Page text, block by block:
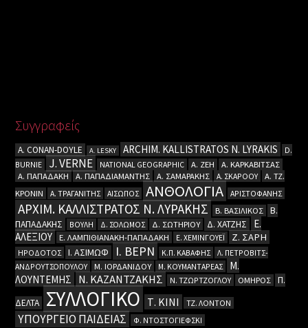
Συγγραφείς
A. CΟΝΑΝ-DOYLE A. LESKY ARCHIM. KALLISTRATOS N. LYRAKIS
D.
BURNIE
J. VERNE NATIONAL GEOGRAPHIC Α. ΖΕΗ
Α. ΚΑΡΚΑΒΙΤΣΑΣ
Α. ΠΑΠΑΔΑΚΗ
Α. ΠΑΠΑΔΙΑΜΑΝΤΗΣ Α. ΣΑΜΑΡΑΚΗΣ Α. ΣΚΑΡΟΟΥ
Α. ΤΖ.
ΚΡΟΝΙΝ
Α. ΤΡΑΓΑΝΙΤΗΣ ΑΙΣΩΠΟΣ ΑΝΘΟΛΟΓΙΑ ΑΡΙΣΤΟΦΑΝΗΣ
ΑΡΧΙΜ. ΚΑΛΛΙΣΤΡΑΤΟΣ Ν. ΛΥΡΑΚΗΣ Β. ΒΑΣΙΛΙΚΟΣ
Β.
ΠΑΠΑΔΑΚΗΣ
ΒΟΥΛΗ Δ. ΣΟΛΩΜΟΣ Δ. ΣΩΤΗΡΙΟΥ Δ. ΧΑΤΖΗΣ
Ε.
ΑΛΕΞΙΟΥ
Ε. ΛΑΜΠΙΘΙΑΝΑΚΗ-ΠΑΠΑΔΑΚΗ Ε. ΧΕΜΙΝΓΟΥΕΪ Ζ. ΣΑΡΗ
ΗΡΟΔΟΤΟΣ Ι. ΑΣΙΜΩΦ Ι. ΒΕΡΝ Κ.Π. ΚΑΒΑΦΗΣ
Λ. ΠΕΤΡΟΒΙΤΣ-
ΑΝΔΡΟΥΤΣΟΠΟΥΛΟΥ
Μ. ΙΟΡΔΑΝΙΔΟΥ Μ. ΚΟΥΜΑΝΤΑΡΕΑΣ
Μ.
ΛΟΥΝΤΕΜΗΣ
Ν. ΚΑΖΑΝΤΖΑΚΗΣ Ν. ΤΖΩΡΤΖΟΓΛΟΥ ΟΜΗΡΟΣ
Π.
ΔΕΛΤΑ
ΣΥΛΛΟΓΙΚΟ Τ. ΚΙΝΙ ΤΖ. ΛΟΝΤΟΝ
ΥΠΟΥΡΓΕΙΟ ΠΑΙΔΕΙΑΣ Φ. ΝΤΟΣΤΟΓΙΕΦΣΚΙ